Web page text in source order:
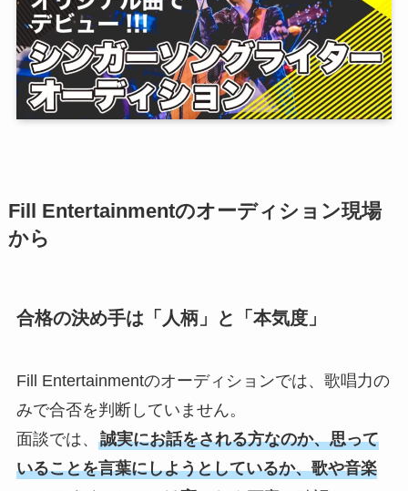
Fill Entertainmentのオーディション現場
から
合格の決め手は「人柄」と「本気度」
Fill Entertainmentのオーディションでは、歌唱力の
みで合否を判断していません。
面談では、 誠実にお話をされる方なのか、思って
いることを言葉にしようとしているか、歌や音楽